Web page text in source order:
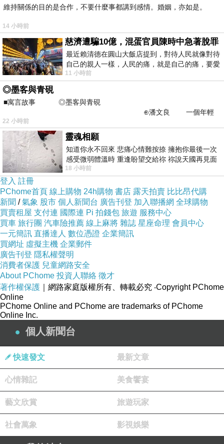
促使亞太區企業拓展全球商務貿易的範疇。這次服務觸角
進一步延伸至亞太區的印尼、紐西蘭與越南，除可提供具
時效、可靠且高透明度的快速貨運服務，協助貨物更快速
送達至更多目的地，並強化各類型企業在全球市場的競爭
力。
UPS全球貨運快遞服務託運重量超過七十公斤（一百五
十磅）的棧板貨件，相較於其他物流業者，因提供更快速
且多據點的國際遞送服務，不僅具有保證準時送達的戶對
戶服務，還協助海關清關業務，因此常被應用於工業製造
業、汽車產業、高科技產業、零售業與醫療保健產業。此
外，該項遞送服務承諾在次個工作日結束前完成亞洲區內
遞送，或於最快三個工作天內從亞洲遞送至歐美國家。此
外，UPS全球貨運快遞與UPS全球快遞包裹服務具備許多
相似的服務內容，包含自動化託運工具、線上追蹤系統與
主動式通知科技，並將寄件包裹與貨運的帳單整合，簡化
寄件流程。
台灣新生報航運網
維持關係的目的是合作，不要什麼事都講到感情。婚姻，亦如是。
14 小時前
慈濟遭騙10億，混蛋官員陳時中急著脫罪
最近賴清德在圓山大飯店提到，對待人民就像對待
自己的親人一樣，人民的痛，就是自己的痛，要愛
民如親，說的這麼好聽，實際上根本沒做
11 小時前
◎墨客與青硯
■寓言故事 ◎墨客與青硯
⊕潘文良 一個年輕
的墨客，在京城的古玩肆裡
22 小時前
靈魂相願
知道你永不回來 悲痛心情難按捺 擁抱你最後一次
感受微弱體溫時 重逢盼望交給祢 祢說天國再見面
此刻忍淚說別離 他日靈魂再
18 小時前
登入 註冊
PChome首頁 線上購物 24h購物 書店 露天拍賣 比比昂代購
新聞 /氣象 股市 個人新聞台 廣告刊登 加入聯播網 全球購物
買賣租屋 支付連 國際連 Pi 拍錢包 旅遊 服務中心
買車 旅行團 汽車險推薦 線上麻將 雜誌 星座命理 會員中心
一元簡訊 直播達人 數位憑證 企業簡訊
買網址 虛擬主機 企業郵件
廣告刊登 隱私權聲明
消費者保護 兒童網路安全
About PChome 投資人聯絡 徵才
著作權保護 ｜網路家庭版權所有、轉載必究 ‧Copyright PChome
Online
PChome Online and PChome are trademarks of PChome
Online Inc.
個人新聞台
快速發文 最新文章
心情雜記 美食饗宴
藝文欣賞 旅遊玩家
社會萬象 影視娛樂